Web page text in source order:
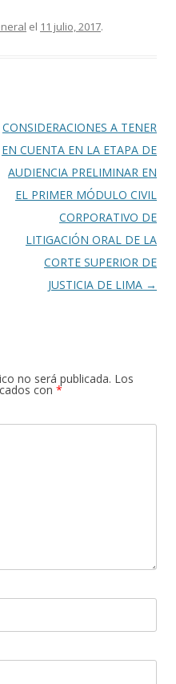
el 11 julio, 2017.
CONSIDERACIONES A TENER
EN CUENTA EN LA ETAPA DE
AUDIENCIA PRELIMINAR EN
EL PRIMER MÓDULO CIVIL
CORPORATIVO DE
LITIGACIÓN ORAL DE LA
CORTE SUPERIOR DE
JUSTICIA DE LIMA →
no será publicada. Los
con *